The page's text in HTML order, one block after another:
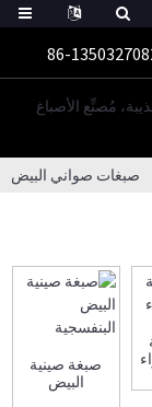
صبغات صواني البيض
صبغة صينية
البيض